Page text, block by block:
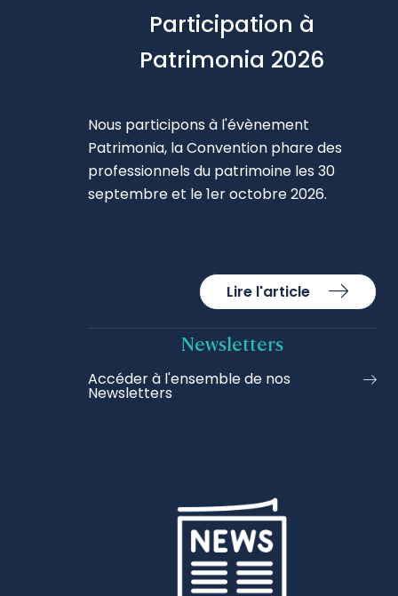
Participation à
Patrimonia 2026
Nous participons à l'évènement
Patrimonia, la Convention phare des
professionnels du patrimoine les 30
septembre et le 1er octobre 2026.
Lire l'article
Newsletters
Accéder à l'ensemble de nos
Newsletters